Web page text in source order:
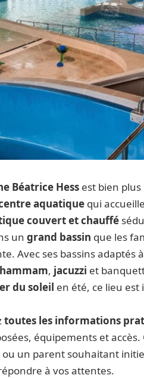
Béatrice Hessest bien plus
aquatiquequi
couvert et chauffé
un grand bassin que les
Avec ses bassins adaptés
hammam, jacuzzi et
du soleil en été, ce lieu
toutes les informations
équipements et
ou un parent souhaitant
à vos attentes.